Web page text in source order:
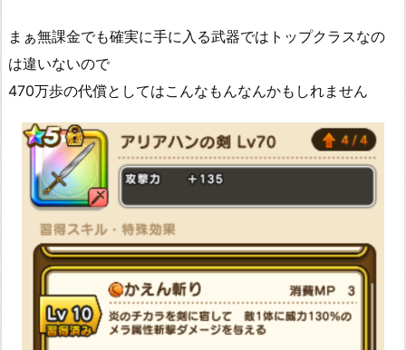
まぁ無課金でも確実に手に入る武器ではトップクラスなの
は違いないので
470万歩の代償としてはこんなもんなんかもしれません